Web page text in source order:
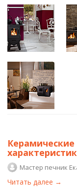
Мастер печник
Читать далее →